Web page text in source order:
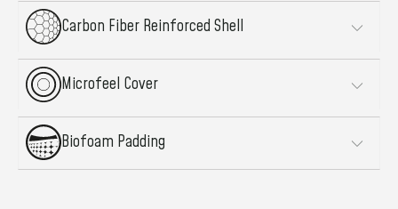
Carbon Fiber Reinforced Shell
Microfeel Cover
Biofoam Padding